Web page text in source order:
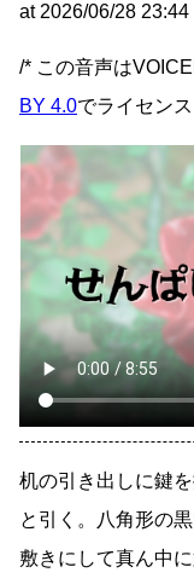
at 2026/06/28 23:44
/* この音声は
BY 4.0でライセン
机の引き出しに鍵
と引く。八角形の
敷きにして真ん中